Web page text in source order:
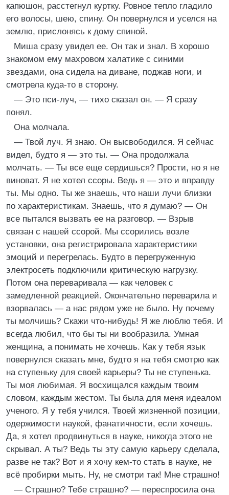
капюшон, расстегнул куртку. Ровное тепло гладило
его волосы, шею, спину. Он повернулся и уселся на
землю, прислонясь к дому спиной.
Миша сразу увидел ее. Он так и знал. В хорошо
знакомом ему махровом халатике с синими
звездами, она сидела на диване, поджав ноги, и
смотрела куда-то в сторону.
— Это пси-луч, — тихо сказал он. — Я сразу
понял.
Она молчала.
— Твой луч. Я знаю. Он высвободился. Я сейчас
видел, будто я — это ты. — Она продолжала
молчать. — Ты все еще сердишься? Прости, но я не
виноват. Я не хотел ссоры. Ведь я — это и вправду
ты. Мы одно. Ты же знаешь, что наши лучи близки
по характеристикам. Знаешь, что я думаю? — Он
все пытался вызвать ее на разговор. — Взрыв
связан с нашей ссорой. Мы ссорились возле
установки, она регистрировала характеристики
эмоций и перегрелась. Будто в перегруженную
электросеть подключили критическую нагрузку.
Потом она переваривала — как человек с
замедленной реакцией. Окончательно переварила и
взорвалась — а нас рядом уже не было. Ну почему
ты молчишь? Скажи что-нибудь! Я же люблю тебя. И
всегда любил, что бы ты ни вообразила. Умная
женщина, а понимать не хочешь. Как у тебя язык
повернулся сказать мне, будто я на тебя смотрю как
на ступеньку для своей карьеры? Ты не ступенька.
Ты моя любимая. Я восхищался каждым твоим
словом, каждым жестом. Ты была для меня идеалом
ученого. Я у тебя учился. Твоей жизненной позиции,
одержимости наукой, фанатичности, если хочешь.
Да, я хотел продвинуться в науке, никогда этого не
скрывал. А ты? Ведь ты эту самую карьеру сделала,
разве не так? Вот и я хочу кем-то стать в науке, не
всё пробирки мыть. Ну, не смотри так! Мне страшно!
— Страшно? Тебе страшно? — переспросила она